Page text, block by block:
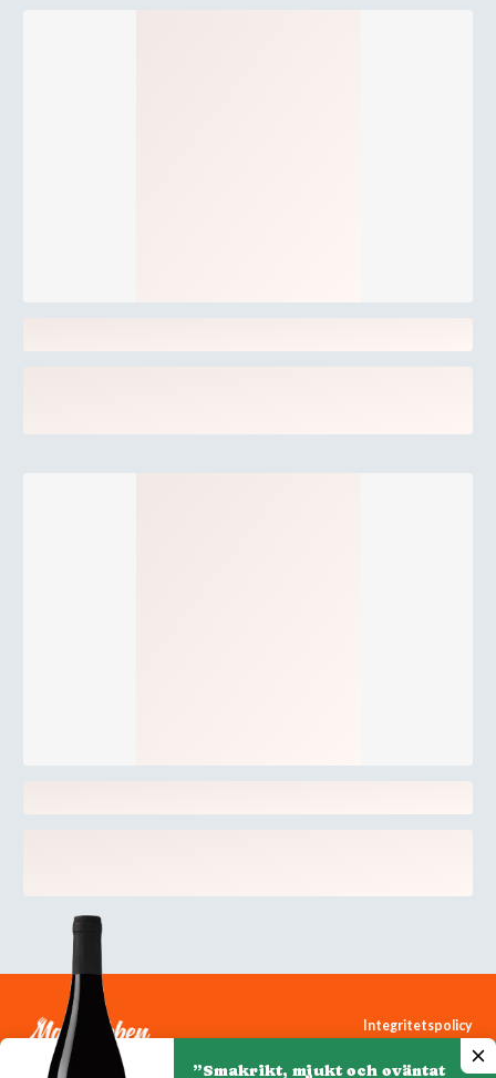
Integritetspolicy
Cookiepolicy
”Smakrikt, mjukt och oväntat